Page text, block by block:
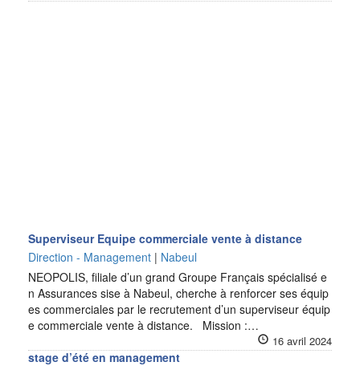
Superviseur Equipe commerciale vente à distance
Direction - Management | Nabeul
NEOPOLIS, filiale d’un grand Groupe Français spécialisé e
n Assurances sise à Nabeul, cherche à renforcer ses équip
es commerciales par le recrutement d’un superviseur équip
e commerciale vente à distance. Mission :…
16 avril 2024
stage d’été en management